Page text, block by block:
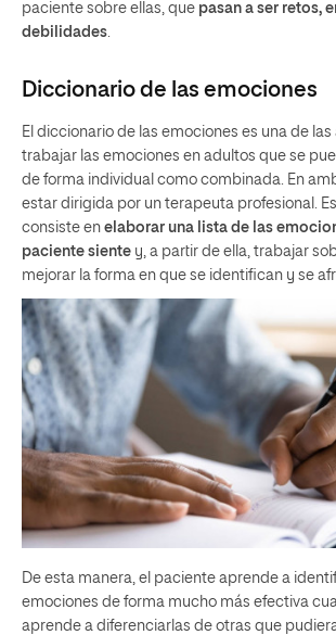
paciente sobre ellas, que pasan a ser retos,
debilidades.
Diccionario de las emociones
El diccionario de las emociones es una de
trabajar las emociones en adultos que se
de forma individual como combinada. En
estar dirigida por un terapeuta profesional.
consiste en elaborar una lista de las
paciente siente y, a partir de ella, trabajar
mejorar la forma en que se identifican y se
De esta manera, el paciente aprende a
emociones de forma mucho más efectiva
aprende a diferenciarlas de otras que